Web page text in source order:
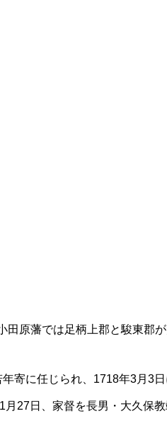
原藩では足柄上郡と駿東郡が
寄に任じられ、1718年3月3
27日、家督を長男・大久保教